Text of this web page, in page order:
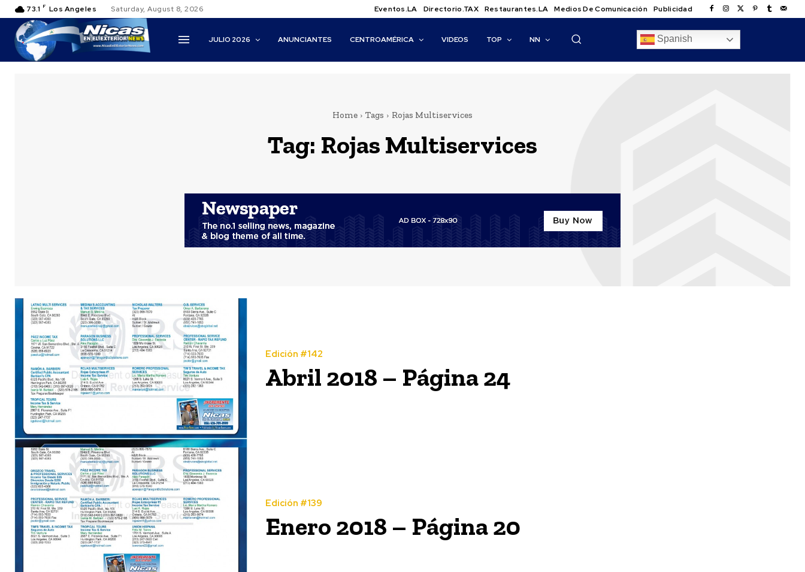
73.1 F Los Angeles Saturday, August 8, 2026 Eventos.LA Directorio.TAX Restaurantes.LA Medios De Comunicación Publicidad
JULIO 2026 ANUNCIANTES CENTROAMÉRICA VIDEOS TOP NN
Home Tags Rojas Multiservices
Tag: Rojas Multiservices
Edición #142
Abril 2018 – Página 24
Edición #139
Enero 2018 – Página 20
Spanish